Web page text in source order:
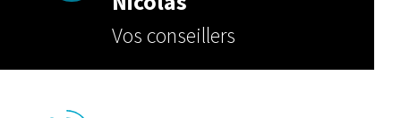
Vos conseillers